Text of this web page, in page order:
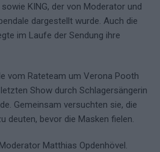
KING, der von Moderator und
dargestellt wurde. Auch die
im Laufe der Sendung ihre
vom Rateteam um Verona Pooth
Show durch Schlagersängerin
Gemeinsam versuchten sie, die
deuten, bevor die Masken fielen.
Matthias Opdenhövel.